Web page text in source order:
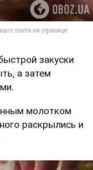
закуски
а затем
молотком
раскрылись и